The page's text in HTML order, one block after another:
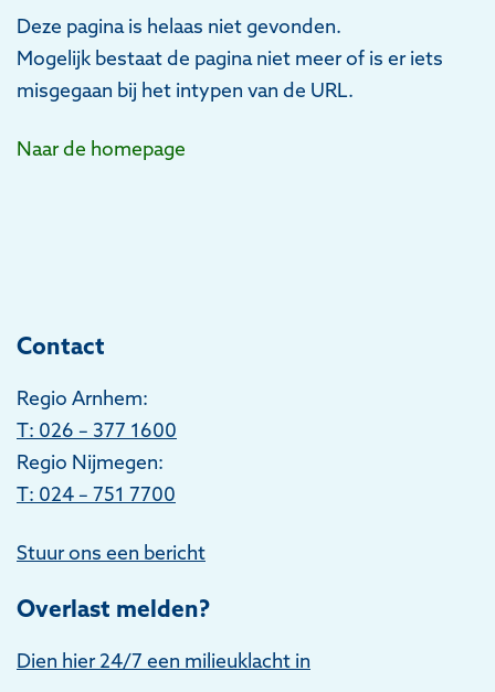
Deze pagina is helaas niet gevonden.
Mogelijk bestaat de pagina niet meer of is er iets
misgegaan bij het intypen van de URL.
Naar de homepage
Contact
Regio Arnhem:
T: 026 – 377 1600
Regio Nijmegen:
T: 024 – 751 7700
Stuur ons een bericht
Overlast melden?
Dien hier 24/7 een milieuklacht in